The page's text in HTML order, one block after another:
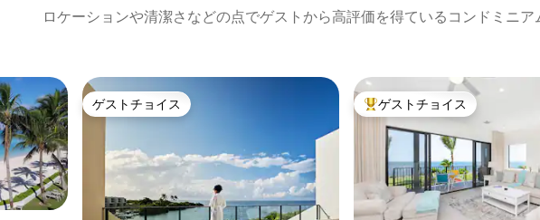
ロケーションや清潔さなどの点でゲストから高評価を得ているコンドミニ
ゲストチョイス
ゲストチョイス 大好評のゲストチョイスです。
ゲストチョイス